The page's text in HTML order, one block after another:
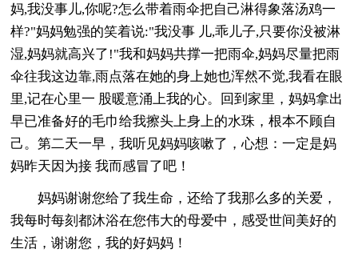
妈,我没事儿,你呢?怎么带着雨伞把自己淋得象落汤鸡一
样?"妈妈勉强的笑着说:"我没事 儿,乖儿子,只要你没被淋
湿,妈妈就高兴了!"我和妈妈共撑一把雨伞,妈妈尽量把雨
伞往我这边靠,雨点落在她的身上她也浑然不觉,我看在眼
里,记在心里一 股暖意涌上我的心。回到家里，妈妈拿出
早已准备好的毛巾给我擦头上身上的水珠，根本不顾自
己。第二天一早，我听见妈妈咳嗽了，心想：一定是妈
妈昨天因为接 我而感冒了吧！
妈妈谢谢您给了我生命，还给了我那么多的关爱，
我每时每刻都沐浴在您伟大的母爱中，感受世间美好的
生活，谢谢您，我的好妈妈！